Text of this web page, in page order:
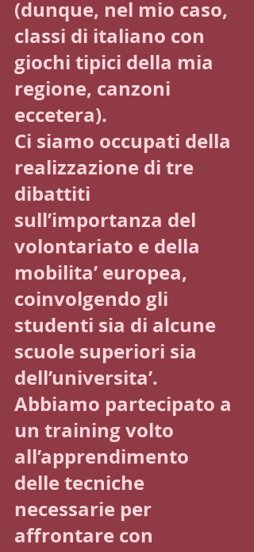
(dunque, nel mio caso,
classi di italiano con
giochi tipici della mia
regione, canzoni
eccetera).
Ci siamo occupati della
realizzazione di tre
dibattiti
sull’importanza del
volontariato e della
mobilita’ europea,
coinvolgendo gli
studenti sia di alcune
scuole superiori sia
dell’universita’.
Abbiamo partecipato a
un training volto
all’apprendimento
delle tecniche
necessarie per
affrontare con